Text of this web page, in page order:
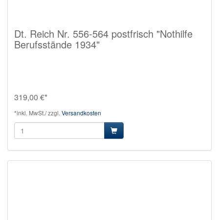
Dt. Reich Nr. 556-564 postfrisch "Nothilfe
Berufsstände 1934"
319,00 €*
*inkl. MwSt./ zzgl. Versandkosten